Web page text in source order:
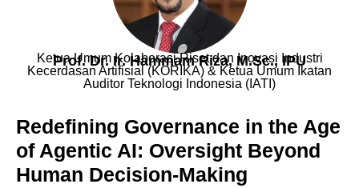
Prof. Dr. Ir. Hammam Riza, M.Sc., IPU
Ketua Umum Kolaborasi Riset dan Inovasi Industri
Kecerdasan Artifisial (KORIKA) & Ketua Umum Ikatan
Auditor Teknologi Indonesia (IATI)
Redefining Governance in the Age
of Agentic AI: Oversight Beyond
Human Decision-Making